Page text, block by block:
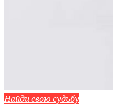
Найди свою судьбу